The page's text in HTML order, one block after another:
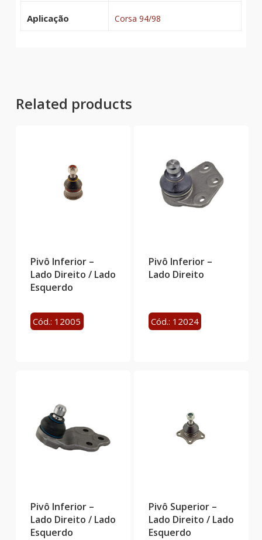
Aplicação Corsa 94/98
Related products
Pivô Inferior –
Lado Direito / Lado
Esquerdo
Cód.: 12005
Pivô Inferior –
Lado Direito
Cód.: 12024
Pivô Inferior –
Lado Direito / Lado
Esquerdo
Pivô Superior –
Lado Direito / Lado
Esquerdo